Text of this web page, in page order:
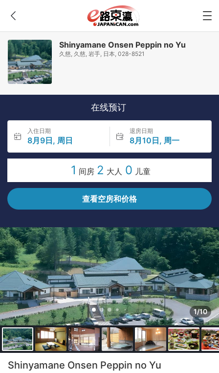
Shinyamane Onsen Peppin no Yu
久慈, 久慈, 岩手, 日本, 028-8521
在线预订
入住日期
8月9日, 周日
退房日期
8月10日, 周一
1 间房 2 大人 0 儿童
查看空房和价格
1/10
Shinyamane Onsen Peppin no Yu